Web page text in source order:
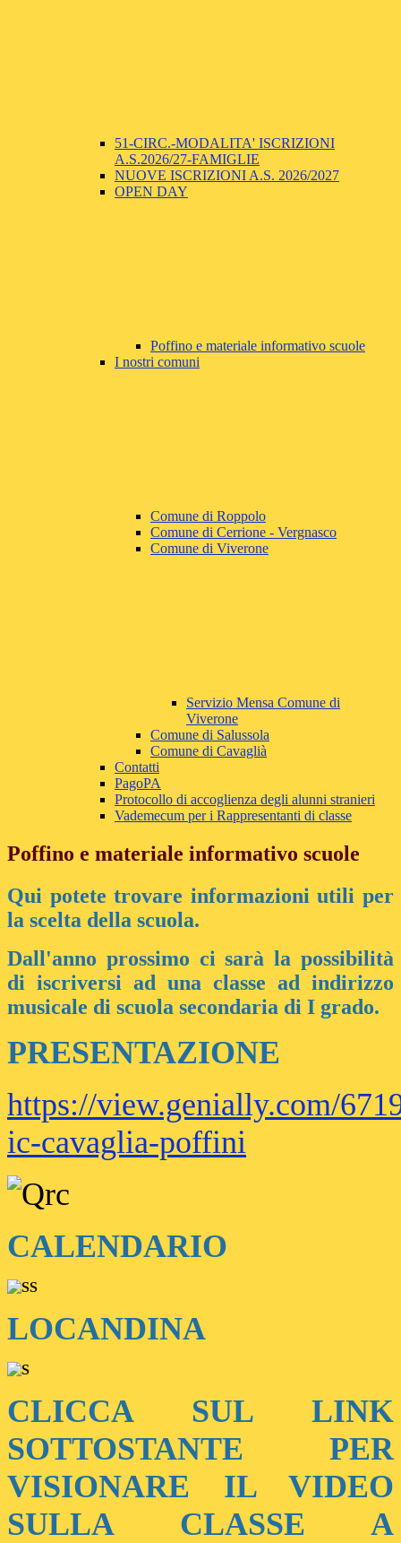
51-CIRC.-MODALITA' ISCRIZIONI
A.S.2026/27-FAMIGLIE
NUOVE ISCRIZIONI A.S. 2026/2027
OPEN DAY
Poffino e materiale informativo scuole
I nostri comuni
Comune di Roppolo
Comune di Cerrione - Vergnasco
Comune di Viverone
Servizio Mensa Comune di
Viverone
Comune di Salussola
Comune di Cavaglià
Contatti
PagoPA
Protocollo di accoglienza degli alunni stranieri
Vademecum per i Rappresentanti di classe
Poffino e materiale informativo scuole
Qui potete trovare informazioni utili per
la scelta della scuola.
Dall'anno prossimo ci sarà la possibilità
di iscriversi ad una classe ad indirizzo
musicale di scuola secondaria di I grado.
PRESENTAZIONE
https://view.genially.com/
ic-cavaglia-poffini
CALENDARIO
LOCANDINA
CLICCA SUL LINK
SOTTOSTANTE PER
VISIONARE IL VIDEO
SULLA CLASSE A